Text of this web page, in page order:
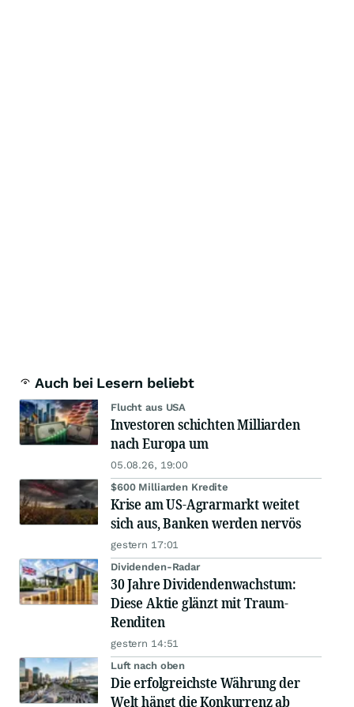
Auch bei Lesern beliebt
Flucht aus USA
Investoren schichten Milliarden
nach Europa um
05.08.26, 19:00
$600 Milliarden Kredite
Krise am US-Agrarmarkt weitet
sich aus, Banken werden nervös
gestern 17:01
Dividenden-Radar
30 Jahre Dividendenwachstum:
Diese Aktie glänzt mit Traum-
Renditen
gestern 14:51
Luft nach oben
Die erfolgreichste Währung der
Welt hängt die Konkurrenz ab